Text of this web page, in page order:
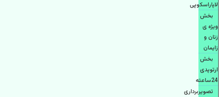
لاپاراسکوپی
بخش
ویژه ی
زنان و
زایمان
بخش
ارتوپدی
24ساعته
تصویربرداری